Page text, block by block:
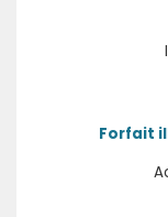
Forfait